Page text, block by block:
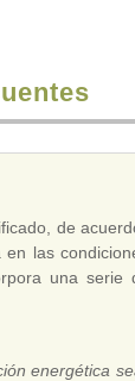
de
las
una serie
energética